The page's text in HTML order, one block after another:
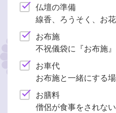
仏壇の準備
線香、ろうそく、お
お布施
不祝儀袋に『お布施
お車代
お布施と一緒にする
お膳料
僧侶が食事をされな